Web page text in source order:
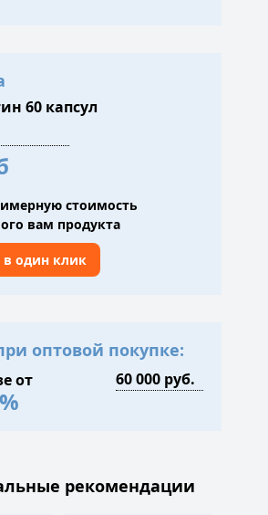
60 капсул
стоимость
вам продукта
в один клик
оптовой покупке:
от
рекомендации